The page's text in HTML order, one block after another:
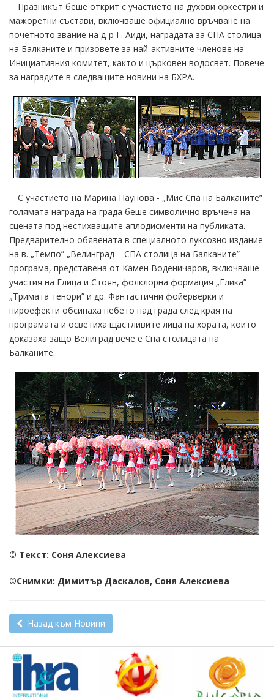
Празникът беше открит с участието на духови оркестри и
мажоретни състави, включваше официално връчване на
почетното звание на д-р Г. Аиди, наградата за СПА столица
на Балканите и призовете за най-активните членове на
Инициативния комитет, както и църковен водосвет. Повече
за наградите в следващите новини на БХРА.
С участието на Марина Паунова - „Мис Спа на Балканите”
голямата награда на града беше символично връчена на
сцената под нестихващите аплодисменти на публиката.
Предварително обявената в специалното луксозно издание
на в. „Темпо” „Велинград – СПА столица на Балканите”
програма, представена от Камен Воденичаров, включваше
участия на Елица и Стоян, фолклорна формация „Елика”
„Тримата тенори” и др. Фантастични фойерверки и
пироефекти обсипаха небето над града след края на
програмата и осветиха щастливите лица на хората, които
доказаха защо Велиград вече е Спа столицата на
Балканите.
© Текст: Соня Алексиева
©Снимки: Димитър Даскалов, Соня Алексиева
Назад към Новини